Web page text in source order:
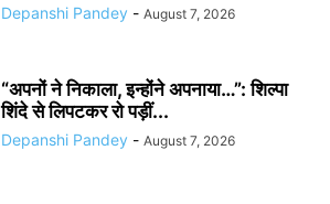
Depanshi Pandey - August 7, 2026
“अपनों ने निकाला, इन्होंने अपनाया…”: शिल्पा
शिंदे से लिपटकर रो पड़ीं...
Depanshi Pandey - August 7, 2026